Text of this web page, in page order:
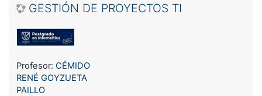
GESTIÓN DE PROYECTOS TI
Profesor: CÉMIDO
RENÉ GOYZUETA
PAILLO